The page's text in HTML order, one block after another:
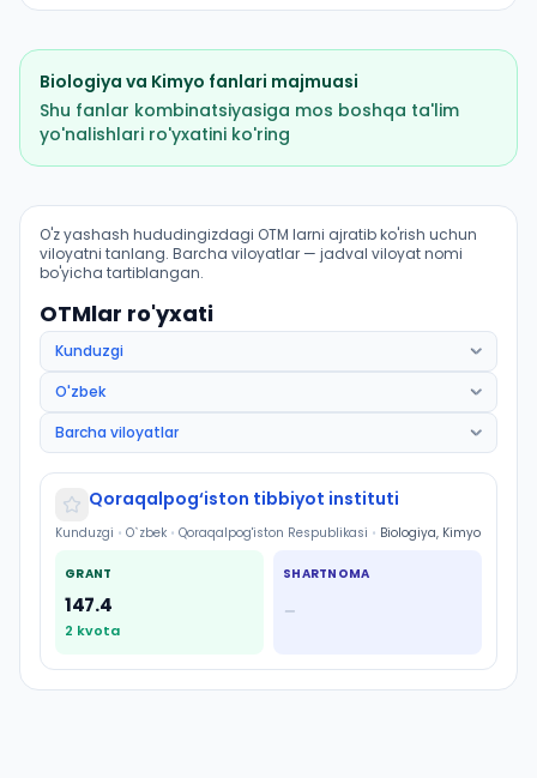
Biologiya va Kimyo fanlari majmuasi
Shu fanlar kombinatsiyasiga mos boshqa ta'lim
yo'nalishlari ro'yxatini ko'ring
Davolash ishi (Toʻrtkoʻl tumani): OTM lar bo'yicha
O'z yashash hududingizdagi OTM larni ajratib ko'rish uchun
viloyatni tanlang. Barcha viloyatlar — jadval viloyat nomi
bo'yicha tartiblangan.
OTMlar ro'yxati
Qoraqalpog‘iston tibbiyot instituti
Kunduzgi • O`zbek • Qoraqalpog'iston Respublikasi • Biologiya, Kimyo
GRANT
147.4
2 kvota
SHARTNOMA
—